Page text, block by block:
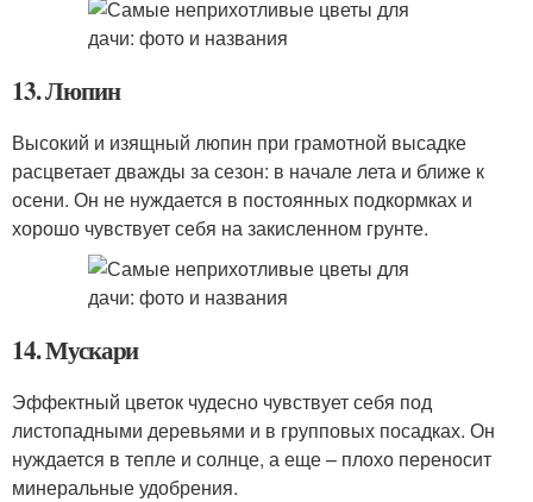
13. Люпин
Высокий и изящный люпин при грамотной высадке
расцветает дважды за сезон: в начале лета и ближе к
осени. Он не нуждается в постоянных подкормках и
хорошо чувствует себя на закисленном грунте.
14. Мускари
Эффектный цветок чудесно чувствует себя под
листопадными деревьями и в групповых посадках. Он
нуждается в тепле и солнце, а еще – плохо переносит
минеральные удобрения.